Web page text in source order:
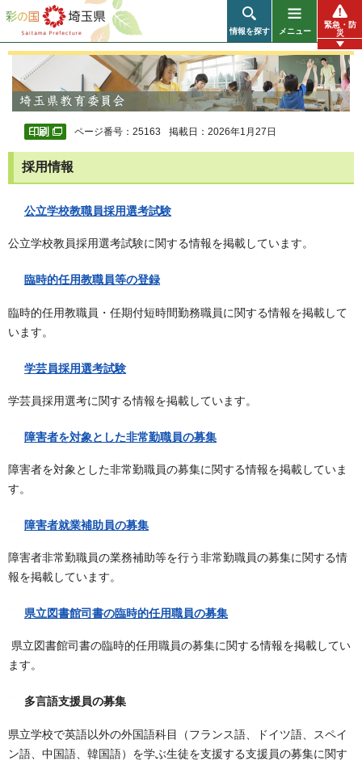
彩の国 埼玉県
情報を探す メニュー
緊急・防
災
ページ番号：25163 掲載日：2026年1月27日
採用情報
公立学校教職員採用選考試験
公立学校教員採用選考試験に関する情報を掲載しています。
臨時的任用教職員等の登録
臨時的任用教職員・任期付短時間勤務職員に関する情報を掲載して
います。
学芸員採用選考試験
学芸員採用選考に関する情報を掲載しています。
障害者を対象とした非常勤職員の募集
障害者を対象とした非常勤職員の募集に関する情報を掲載していま
す。
障害者就業補助員の募集
障害者非常勤職員の業務補助等を行う非常勤職員の募集に関する情
報を掲載しています。
県立図書館司書の臨時的任用職員の募集
県立図書館司書の臨時的任用職員の募集に関する情報を掲載してい
ます。
多言語支援員の募集
県立学校で英語以外の外国語科目（フランス語、ドイツ語、スペイ
ン語、中国語、韓国語）を学ぶ生徒を支援する支援員の募集に関す